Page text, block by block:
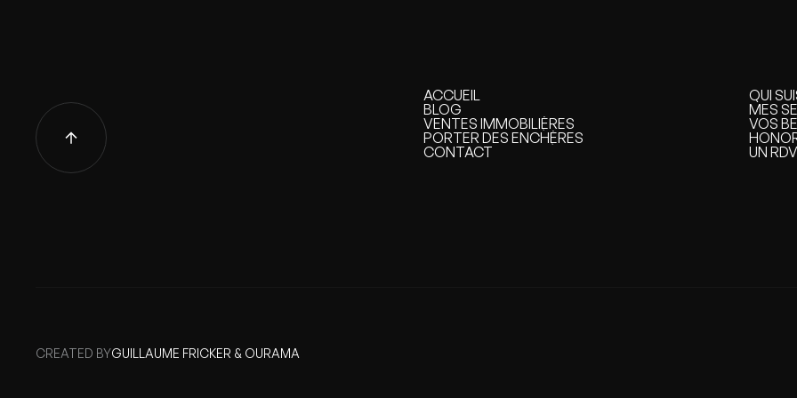
ACCUEIL
ACCUEIL
BLOG
BLOG
VENTES IMMOBILIÈRES
VENTES IMMOBILIÈRES
PORTER DES ENCHÈRES
PORTER DES ENCHÈRES
CONTACT
QUI
QUI
MES
MES
VOS
VOS
UN
CREATED BYGUILLAUME FRICKER & OURAMA